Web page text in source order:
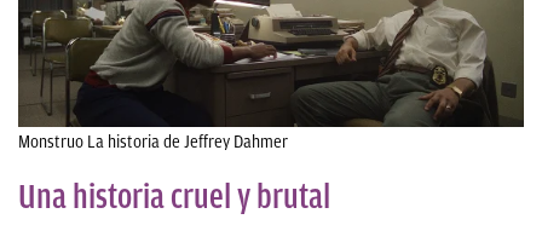
Monstruo La historia de Jeffrey Dahmer
Una historia cruel y brutal